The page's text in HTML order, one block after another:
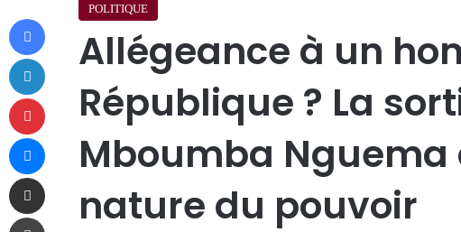
POLITIQUE
Allégeance à un
République ? La
Mboumba
nature du pouvoir
Facebook
LinkedIn
Pinterest